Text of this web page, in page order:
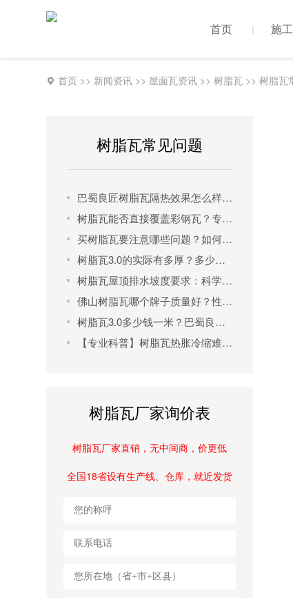
首页 施
首页 >> 新闻资讯 >> 屋面瓦资讯 >>树脂瓦 >>树脂瓦
树脂瓦常见问题
巴蜀良匠树脂瓦隔热效果怎么样？一文读懂其科学原理与实测表现
树脂瓦能否直接覆盖彩钢瓦？专业解析正确安装方法与品牌选择
买树脂瓦要注意哪些问题？如何选择才能买到优质树脂瓦管用30年？
树脂瓦3.0的实际有多厚？多少钱一米？
树脂瓦屋顶排水坡度要求：科学设计确保排水与美观兼得
佛山树脂瓦哪个牌子质量好？性价比之王是它！​
树脂瓦3.0多少钱一米？巴蜀良匠高性价比产品解析及选购指南
【专业科普】树脂瓦热胀冷缩难题破解指南：从施工到维护全流程解析
树脂瓦厂家询价表
树脂瓦厂家直销，无中间商，价更低
全国18省设有生产线、仓库，就近发货